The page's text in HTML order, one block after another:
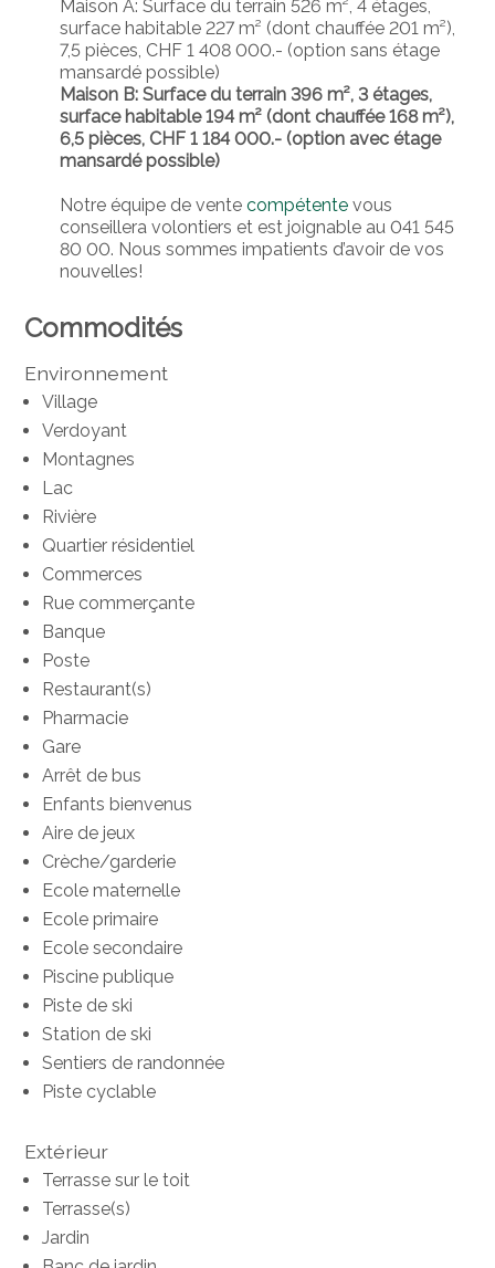
Maison A: Surface du terrain 526 m², 4 étages,
surface habitable 227 m² (dont chauffée 201 m²),
7,5 pièces, CHF 1 408 000.- (option sans étage
mansardé possible)
Maison B: Surface du terrain 396 m², 3 étages,
surface habitable 194 m² (dont chauffée 168 m²),
6,5 pièces, CHF 1 184 000.- (option avec étage
mansardé possible)
Notre équipe de ventecompétente vous
conseillera volontiers et est joignable au 041 545
80 00. Nous sommes impatients d’avoir de vos
nouvelles!
Commodités
Environnement
Village
Verdoyant
Montagnes
Lac
Rivière
Quartier résidentiel
Commerces
Rue commerçante
Banque
Poste
Restaurant(s)
Pharmacie
Gare
Arrêt de bus
Enfants bienvenus
Aire de jeux
Crèche/garderie
Ecole maternelle
Ecole primaire
Ecole secondaire
Piscine publique
Piste de ski
Station de ski
Sentiers de randonnée
Piste cyclable
Extérieur
Terrasse sur le toit
Terrasse(s)
Jardin